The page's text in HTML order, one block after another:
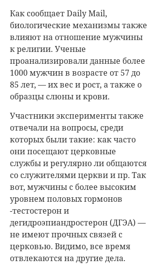
Как сообщает Daily Mail,
биологические механизмы также
влияют на отношение мужчины
к религии. Ученые
проанализировали данные более
1000 мужчин в возрасте от 57 до
85 лет, — их вес и рост, а также о
образцы слюны и крови.
Участники эксперименты также
отвечали на вопросы, среди
которых были такие: как часто
они посещают церковные
службы и регулярно ли общаются
со служителями церкви и пр. Так
вот, мужчины с более высоким
уровнем половых гормонов
-тестостерон и
дегидроэпиандростерон (ДГЭА) —
не имеют прочных связей с
церковью. Видимо, все время
отвлекаются на другие дела.